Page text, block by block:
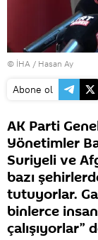
© İHA / Hasan Ay
Abone ol
AK Parti
Yönetimler
Suriyeli ve
bazı
tutuyorlar.
binlerce
çalışıyorlar”